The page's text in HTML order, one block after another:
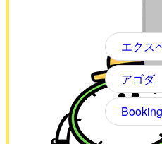
エクス
アゴダ